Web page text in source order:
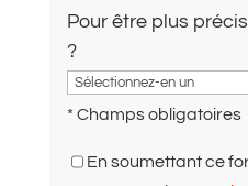
Pour être plus
?
* Champs obligatoires
En soumettant ce